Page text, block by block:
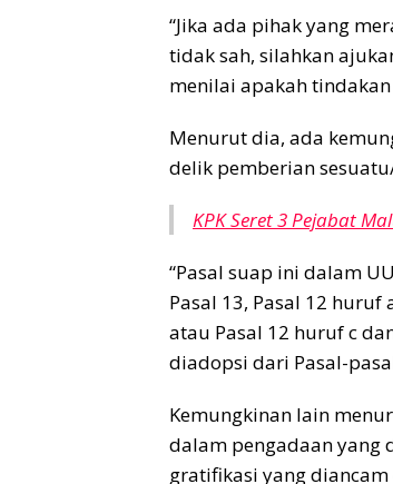
“Jika ada pihak yang
tidak sah, silahkan
menilai apakah
Menurut dia, ada
delik pemberian
KPK Seret 3 Pejabat
“Pasal suap ini dalam
Pasal 13, Pasal 12 huruf
atau Pasal 12 huruf c
diadopsi dari Pasal-
Kemungkinan lain
dalam pengadaan yang
gratifikasi yang diancam